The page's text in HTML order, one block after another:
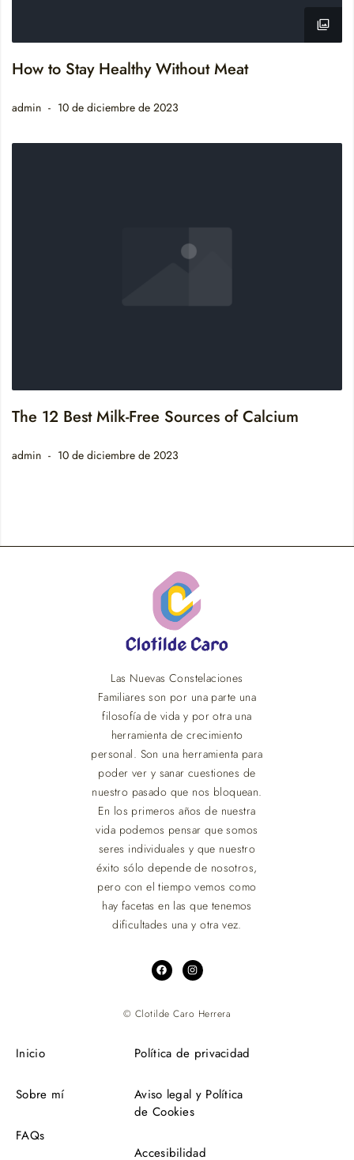
How to Stay Healthy Without Meat
admin 10 de diciembre de 2023
The 12 Best Milk-Free Sources of Calcium
admin 10 de diciembre de 2023
Las Nuevas Constelaciones
Familiares son por una parte una
filosofía de vida y por otra una
herramienta de crecimiento
personal. Son una herramienta para
poder ver y sanar cuestiones de
nuestro pasado que nos bloquean.
En los primeros años de nuestra
vida podemos pensar que somos
seres individuales y que nuestro
éxito sólo depende de nosotros,
pero con el tiempo vemos como
hay facetas en las que tenemos
dificultades una y otra vez.
© Clotilde Caro Herrera
Inicio
Sobre mí
FAQs
Política de privacidad
Aviso legal y Política
de Cookies
Accesibilidad